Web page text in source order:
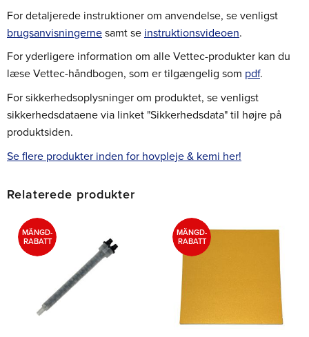
For detaljerede instruktioner om anvendelse, se venligst
brugsanvisningerne samt se instruktionsvideoen.
For yderligere information om alle Vettec-produkter kan du
læse Vettec-håndbogen, som er tilgængelig som pdf.
For sikkerhedsoplysninger om produktet, se venligst
sikkerhedsdataene via linket "Sikkerhedsdata" til højre på
produktsiden.
Se flere produkter inden for hovpleje & kemi her!
Relaterede produkter
MÄNGD-
RABATT
MÄNGD-
RABATT